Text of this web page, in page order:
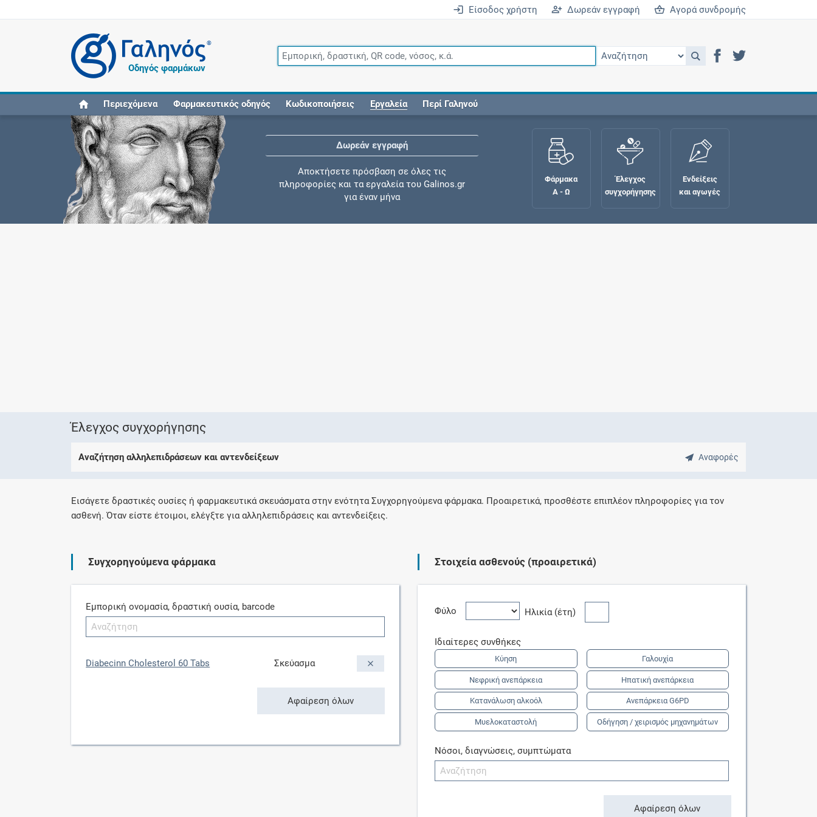
Είσοδος χρήστη Δωρεάν εγγραφή Αγορά συνδρομής
®
Οδηγός φαρμάκων
Περιεχόμενα Φαρμακευτικός οδηγός Κωδικοποιήσεις Εργαλεία Περί Γαληνού
Δωρεάν εγγραφή
Αποκτήσετε πρόσβαση σε όλες τις
πληροφορίες και τα εργαλεία του Galinos.gr
για έναν μήνα
Ενημερωθείτε για την ασφάλεια χορήγησης
ενός φαρμάκου κατά τη διάρκεια της
Συνδρομές
Μάθετε περισσότερα για τα οφέλη και τις
προγραμμάτων
Ενδείξεις και αγωγές
Φάρμακα
Α - Ω
Έλεγχος
συγχορήγησης
Ενδείξεις
και αγωγές
Έλεγχος συγχορήγησης
Αναφορές
Αναζήτηση αλληλεπιδράσεων και αντενδείξεων
Εισάγετε δραστικές ουσίες ή φαρμακευτικά σκευάσματα στην ενότητα Συγχορηγούμενα φάρμακα. Προαιρετικά, προσθέστε επιπλέον πληροφορίες για τον
ασθενή. Όταν είστε έτοιμοι, ελέγξτε για αλληλεπιδράσεις και αντενδείξεις.
Συγχορηγούμενα φάρμακα
Εμπορική ονομασία, δραστική ουσία, barcode
Diabecinn Cholesterol 60 Tabs Σκεύασμα
Αφαίρεση όλων
Στοιχεία ασθενούς (προαιρετικά)
Φύλο Ηλικία (έτη)
Ιδιαίτερες συνθήκες
Κύηση
Νεφρική ανεπάρκεια
Κατανάλωση αλκοόλ
Μυελοκαταστολή
Γαλουχία
Ηπατική ανεπάρκεια
Ανεπάρκεια G6PD
Οδήγηση / χειρισμός μηχανημάτων
Νόσοι, διαγνώσεις, συμπτώματα
Αφαίρεση όλων